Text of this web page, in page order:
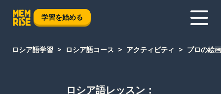
学習を始める
ロシア語学習 ロシア語コース アクティビティ プロの絵画
ロシア語レッスン：